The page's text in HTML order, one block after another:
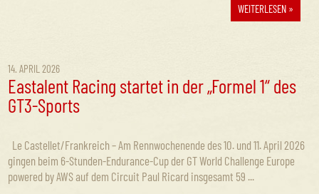
WEITERLESEN »
14. APRIL 2026
Eastalent Racing startet in der „Formel 1“ des
GT3-Sports
Le Castellet/Frankreich – Am Rennwochenende des 10. und 11. April 2026
gingen beim 6-Stunden-Endurance-Cup der GT World Challenge Europe
powered by AWS auf dem Circuit Paul Ricard insgesamt 59 ...